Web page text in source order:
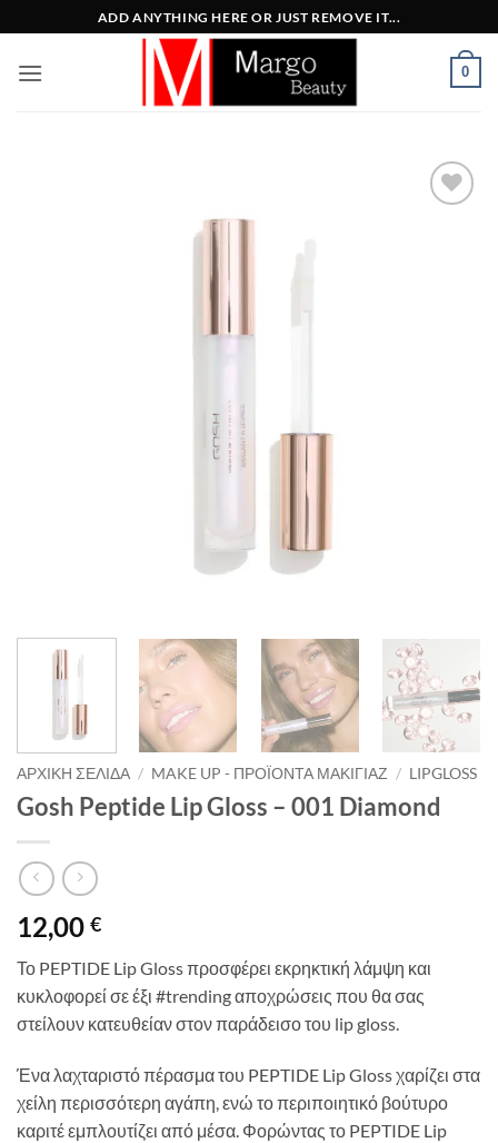
στο
περιεχόμενο
ADD ANYTHING HERE OR JUST REMOVE IT...
0
ΑΡΧΙΚΉ ΣΕΛΊΔΑ / MAKE UP - ΠΡΟΪΌΝΤΑ ΜΑΚΙΓΙΆΖ / LIPGLOSS
Gosh Peptide Lip Gloss – 001 Diamond
12,00 €
Το PEPTIDE Lip Gloss προσφέρει εκρηκτική λάμψη και
κυκλοφορεί σε έξι #trending αποχρώσεις που θα σας
στείλουν κατευθείαν στον παράδεισο του lip gloss.
Ένα λαχταριστό πέρασμα του PEPTIDE Lip Gloss χαρίζει στα
χείλη περισσότερη αγάπη, ενώ το περιποιητικό βούτυρο
καριτέ εμπλουτίζει από μέσα. Φορώντας το PEPTIDE Lip